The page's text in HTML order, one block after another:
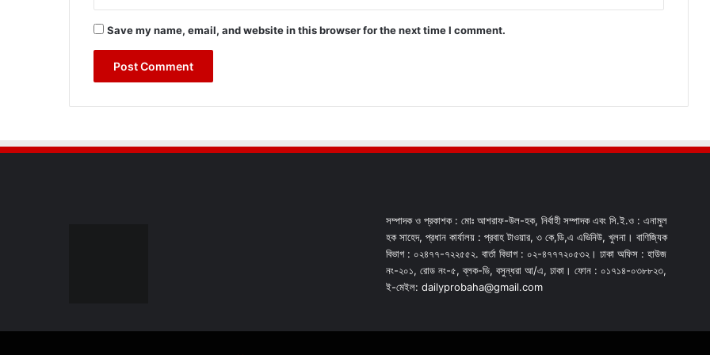
Save my name, email, and website in this browser for the next time I comment.
সম্পাদক ও প্রকাশক : মোঃ আশরাফ-উল-হক, নির্বাহী সম্পাদক এবং সি.ই.ও : এনামুল
হক সাহেদ, প্রধান কার্যালয় : প্রবাহ টাওয়ার, ৩ কে,ডি,এ এভিনিউ, খুলনা। বাণিজ্যিক
বিভাগ : ০২৪৭৭-৭২২৫৫২. বার্তা বিভাগ : ০২-৪৭৭৭২০৫৩২। ঢাকা অফিস : হাউজ
নং-২০১, রোড নং-৫, ব্লক-ডি, বসুন্ধরা আ/এ, ঢাকা। ফোন : ০১৭১৪-০৩৮৮২৩,
ই-মেইল: dailyprobaha@gmail.com